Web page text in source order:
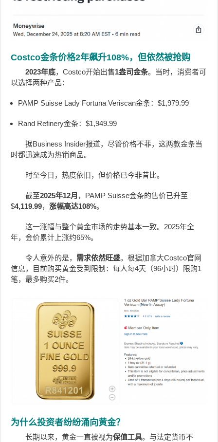
Costco金条价格2年飙升108%，但依然被抢购
2023年底，Costco开始出售1盎司金条。当时，消费者可
以选择两种产品：
PAMP Suisse Lady Fortuna Veriscan金条：$1,979.99
Rand Refinery金条：$1,949.99
据Business Insider报道，尽管价格不菲，这两款金条当
时都迅速成为热销商品。
时至今日，热度依旧，但价格已今非昔比。
截至2025年12月 ，PAMP Suisse金条的售价已升至
$4,119.99，涨幅高达108%。
这一涨幅与整个黄金市场的走势基本一致。2025年全
年，金价累计上涨约65%。
令人意外的是， 需求依然旺盛。根据加拿大Costco官网
信息，目前购买黄金受到限制：每人每4天（96小时）限购1
笔，最多购买2件。
为什么投资者纷纷涌向黄金？
长期以来，黄金一直被视为保值工具。与法定货币不